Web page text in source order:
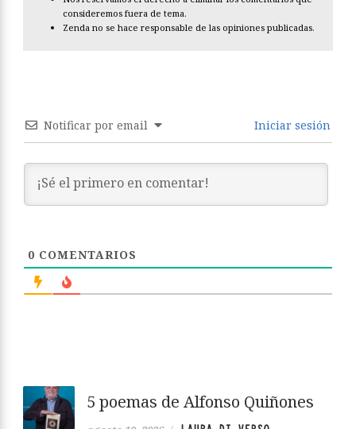
consideremos fuera de tema.
Zenda no se hace responsable de las opiniones publicadas.
Notificar por email Iniciar sesión
0 COMENTARIOS
5 poemas de Alfonso Quiñones